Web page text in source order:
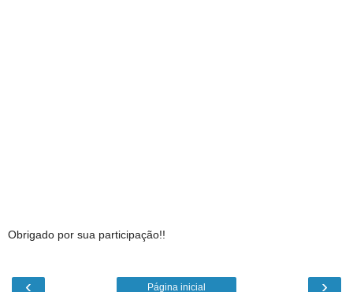
Obrigado por sua participação!!
‹ ›
Página inicial